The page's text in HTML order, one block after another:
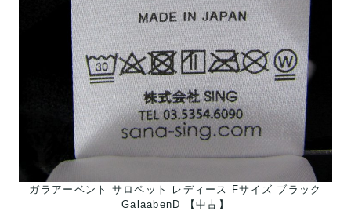
ガラアーベント サロペット レディース Fサイズ ブラック
GalaabenD 【中古】